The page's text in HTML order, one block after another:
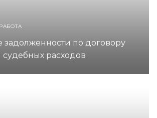
задолженности по договору
расходов